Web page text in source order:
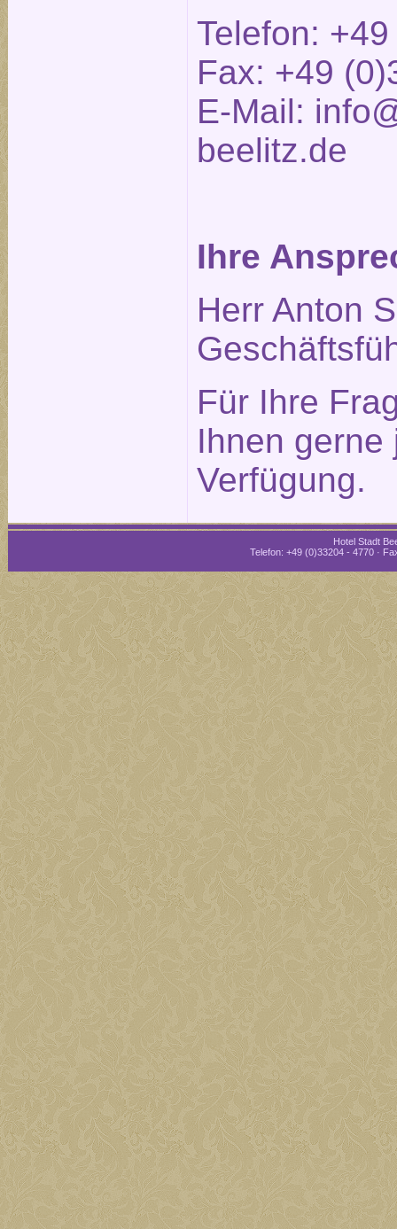
Telefon:
Fax: +49
E-Mail:
beelitz.de
Ihre
Herr Anton
Für Ihre
Ihnen gerne
Verfügung.
Hotel Stadt
Telefon: +49 (0)33204 - 4770 ·